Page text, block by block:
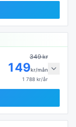
349kr
149kr/mån
1 788 kr/år